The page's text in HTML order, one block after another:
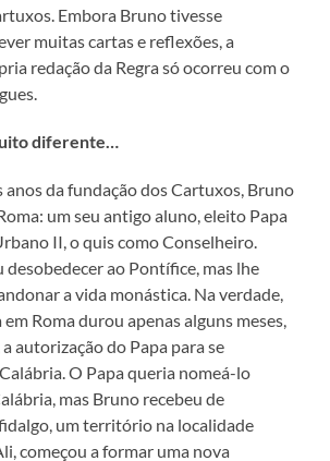
Embora Bruno tivesse
muitas cartas e reflexões, a
redação da Regra só ocorreu com o
diferente…
anos da fundação dos Cartuxos, Bruno
um seu antigo aluno, eleito Papa
II, o quis como Conselheiro.
desobedecer ao Pontífice, mas lhe
a vida monástica. Na verdade,
Roma durou apenas alguns meses,
autorização do Papa para se
O Papa queria nomeá-lo
mas Bruno recebeu de
um território na localidade
começou a formar uma nova